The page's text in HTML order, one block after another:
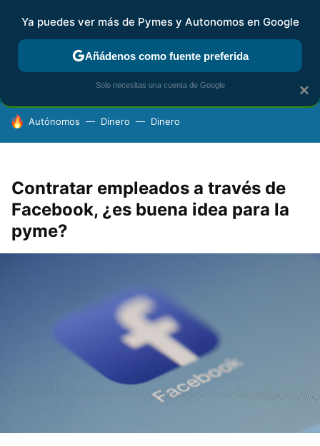
FISCALIDAD Y CONTABILIDAD KIT DIGITAL RENTA
HOY SE HABLA DE
Autónomos Dinero Dinero
Contratar empleados a través de
Facebook, ¿es buena idea para la
pyme?
×
Ya puedes ver más de Pymes y Autonomos en Google
Añádenos como fuente preferida
Solo necesitas una cuenta de Google